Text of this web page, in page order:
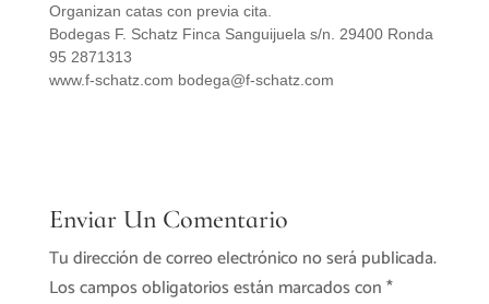
Organizan catas con previa cita.
Bodegas F. Schatz Finca Sanguijuela s/n. 29400 Ronda
95 2871313
www.f-schatz.com bodega@f-schatz.com
Enviar Un Comentario
Tu dirección de correo electrónico no será publicada.
Los campos obligatorios están marcados con*